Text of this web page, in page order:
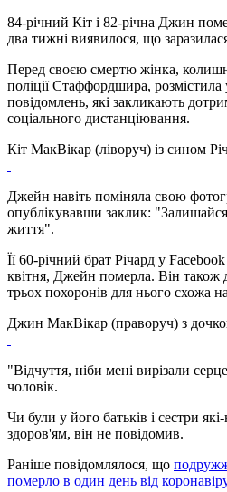
84-річний Кіт і 82-річна Джин
два тижні виявилося, що
Перед своєю смертю жінка,
поліції Стаффордшира, розмістила
повідомлень, які закликають
соціального дистанціювання.
Кіт МакВікар (ліворуч) із сином
Джейн навіть поміняла свою
опублікувавши заклик:
життя".
Її 60-річний брат Річард у
квітня, Джейн померла. Він також
трьох похоронів для нього схожа
Джин МакВікар (праворуч) з
"Відчуття, ніби мені вирізали
чоловік.
Чи були у його батьків і сестри
здоров'ям, він не повідомив.
Раніше повідомлялося, що
померло в один день від